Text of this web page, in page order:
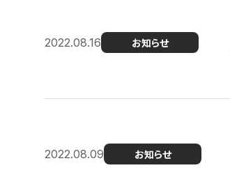
2022.08.16 お知らせ
2022.08.09 お知らせ